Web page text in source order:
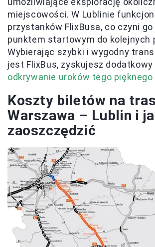
miejscowości. W Lublinie
przystanków FlixBusa, co czyni
punktem startowym do kolejnych
Wybierając szybki i wygodny
jest FlixBus, zyskujesz dodatkowy
odkrywanie uroków tego pięknego
Koszty biletów na
Warszawa – Lublin i
zaoszczędzić